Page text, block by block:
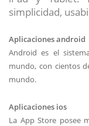
simplicidad,
Aplicaciones android
Android es el
mundo, con cientos
mundo.
Aplicaciones ios
La App Store posee